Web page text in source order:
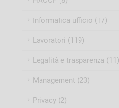
Informatica ufficio (17)
Lavoratori (119)
Legalità e trasparenza (11)
Management (23)
Privacy (2)